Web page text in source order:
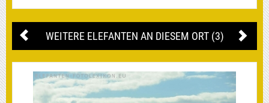
WEITERE ELEFANTEN AN DIESEM ORT (3)